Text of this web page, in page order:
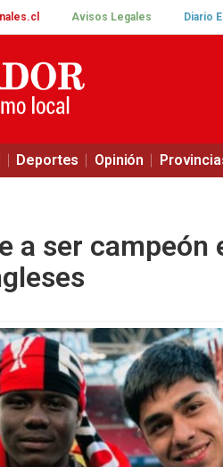
Avisos Legales Diario
Deportes Opinión
a ser campeón